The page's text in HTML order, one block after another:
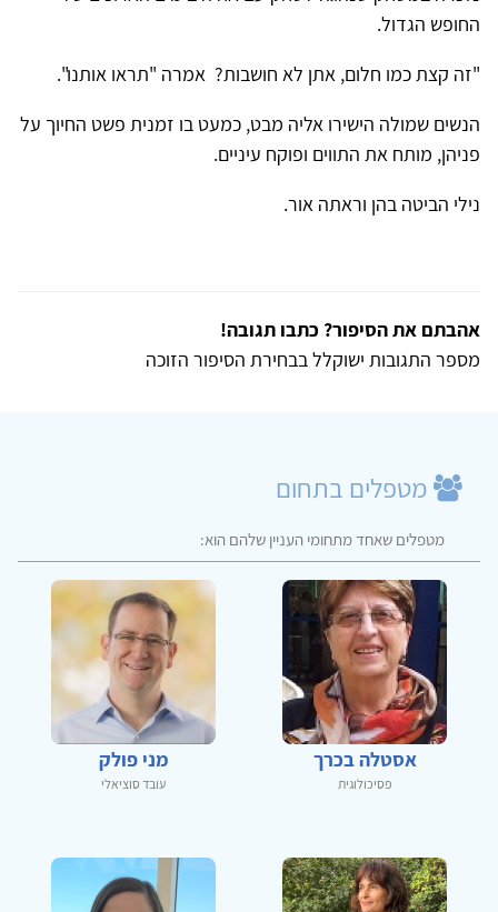
החופש הגדול.
"זה קצת כמו חלום, אתן לא חושבות? אמרה "תראו אותנו".
הנשים שמולה הישירו אליה מבט, כמעט בו זמנית פשט החיוך על
פניהן, מותח את התווים ופוקח עיניים.
נילי הביטה בהן וראתה אור.
אהבתם את הסיפור? כתבו תגובה!
מספר התגובות ישוקלל בבחירת הסיפור הזוכה
מטפלים בתחום
מטפלים שאחד מתחומי העניין שלהם הוא:
אסטלה בכרך
פסיכולוגית
מני פולק
עובד סוציאלי